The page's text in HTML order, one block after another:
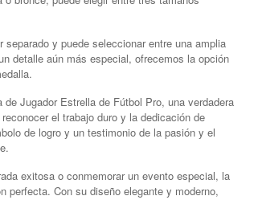
y puede seleccionar entre una amplia
detalle aún más especial, ofrecemos la opción
Jugador Estrella de Fútbol Pro, una verdadera
el trabajo duro y la dedicación de
de logro y un testimonio de la pasión y el
exitosa o conmemorar un evento especial, la
perfecta. Con su diseño elegante y moderno,